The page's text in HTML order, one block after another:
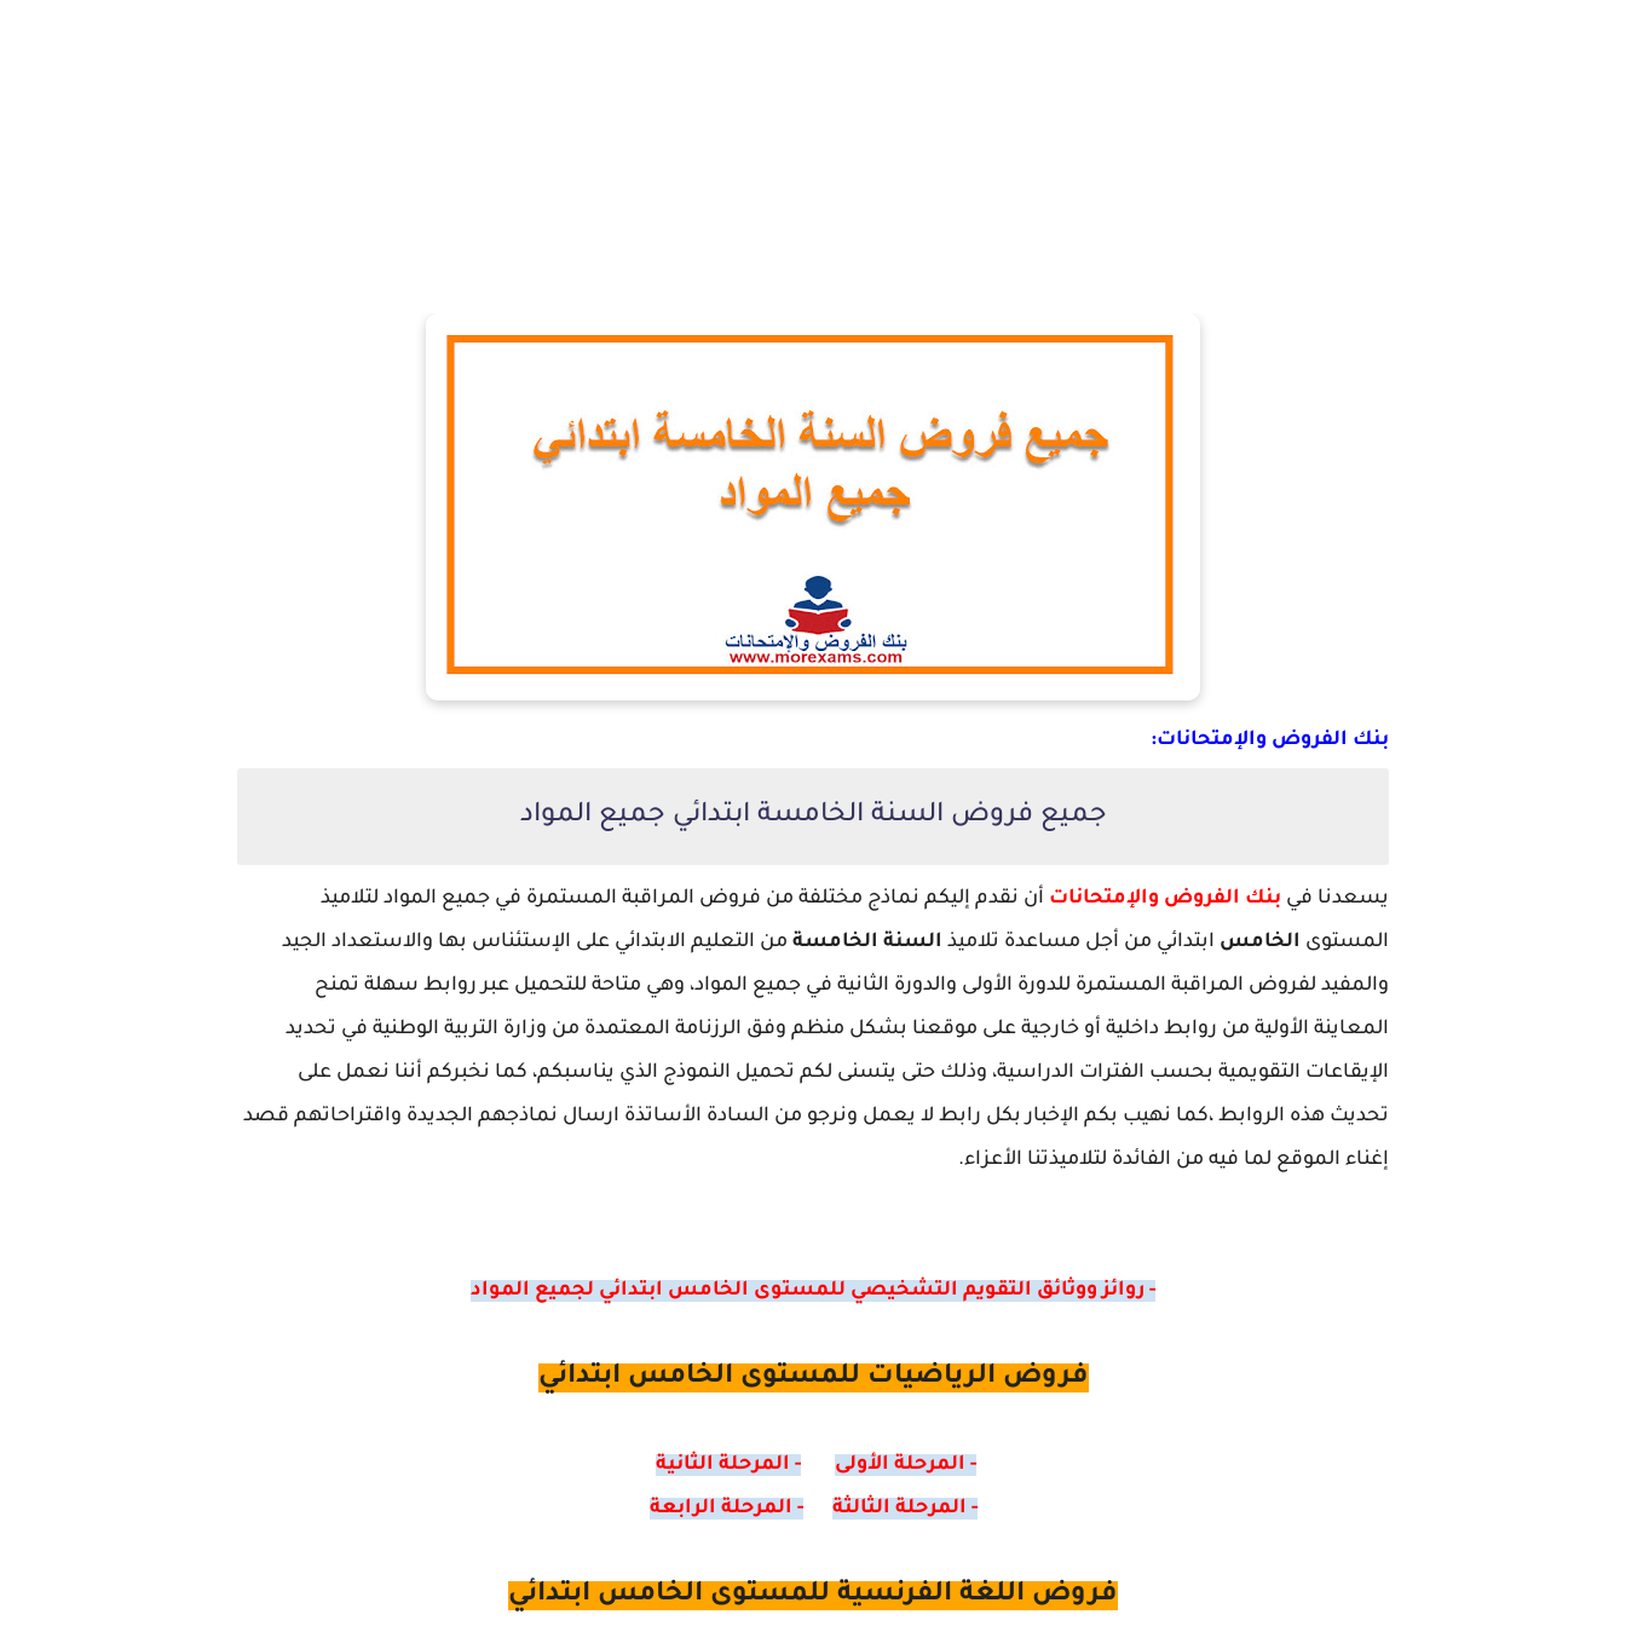
بنك الفروض والإمتحانات:
جميع فروض السنة الخامسة ابتدائي جميع المواد
يسعدنا في بنك الفروض والإمتحانات أن نقدم إليكم نماذج مختلفة من فروض المراقبة المستمرة في جميع المواد لتلاميذ
المستوى الخامس ابتدائي من أجل مساعدة تلاميذ السنة الخامسة من التعليم الابتدائي على الإستئناس بها والاستعداد الجيد
والمفيد لفروض المراقبة المستمرة للدورة الأولى والدورة الثانية في جميع المواد، وهي متاحة للتحميل عبر روابط سهلة تمنح
المعاينة الأولية من روابط داخلية أو خارجية على موقعنا بشكل منظم وفق الرزنامة المعتمدة من وزارة التربية الوطنية في تحديد
الإيقاعات التقويمية بحسب الفترات الدراسية، وذلك حتى يتسنى لكم تحميل النموذج الذي يناسبكم، كما نخبركم أننا نعمل على
تحديث هذه الروابط ،كما نهيب بكم الإخبار بكل رابط لا يعمل ونرجو من السادة الأساتذة ارسال نماذجهم الجديدة واقتراحاتهم قصد
إغناء الموقع لما فيه من الفائدة لتلاميذتنا الأعزاء.
- روائز ووثائق التقويم التشخيصي للمستوى الخامس ابتدائي لجميع المواد
فروض الرياضيات للمستوى الخامس ابتدائي
- المرحلة الأولى
- المرحلة الثانية
- المرحلة الثالثة
- المرحلة الرابعة
فروض اللغة الفرنسية للمستوى الخامس ابتدائي